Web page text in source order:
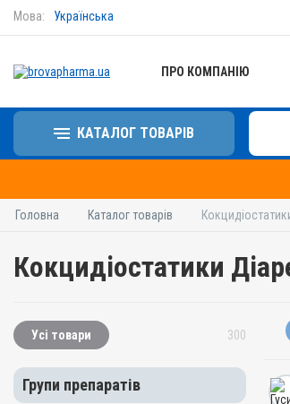
Мова: Українська
ПРО КОМПАНІЮ
КАТАЛОГ ТОВАРІВ
Головна Каталог товарів
Кокцидіостатики
Усі товари 300
Групи препаратів